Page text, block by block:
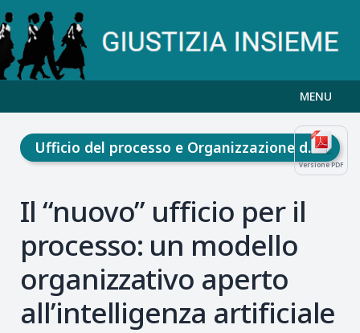
MENU
Versione PDF
Ufficio del processo e Organizzazione della giustizia
Il “nuovo” ufficio per il
processo: un modello
organizzativo aperto
all’intelligenza artificiale